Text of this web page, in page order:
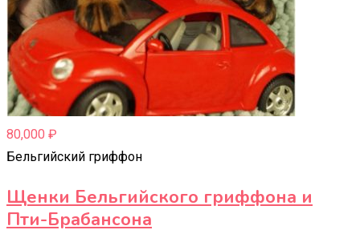
80,000 ₽
Бельгийский гриффон
Щенки Бельгийского гриффона и
Пти-Брабансона